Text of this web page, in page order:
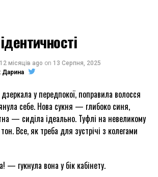
12 місяців ago on 13 Серпня, 2025
Дарина
у передпокої, поправила волосся
себе. Нова сукня — глибоко синя,
— сиділа ідеально. Туфлі на невеликому
Все, як треба для зустрічі з колегами
— гукнула вона у бік кабінету.